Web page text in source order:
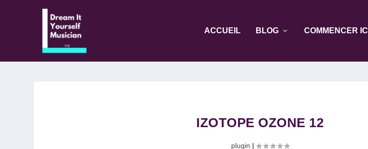
ACCUEIL BLOG COMMENCER ICI
IZOTOPE OZONE 12
plugin |